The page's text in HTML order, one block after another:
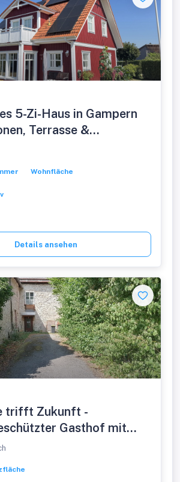
5-Zi-Haus in Gampern
Terrasse &
– Traumhaus!
Wohnfläche
Details ansehen
trifft Zukunft -
Gasthof mit
in Schrambach